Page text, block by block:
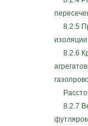
8.2.5
8.2.6
8.2.7